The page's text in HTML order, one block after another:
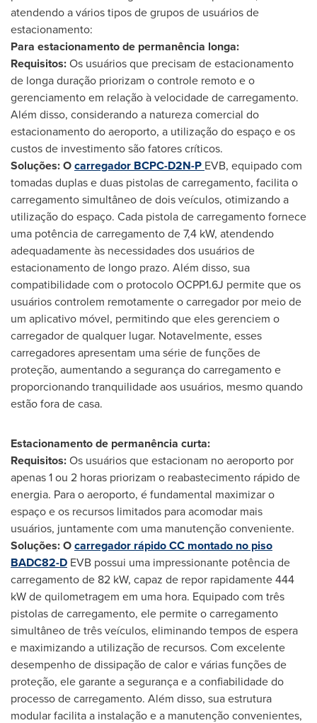
atendendo a vários tipos de grupos de usuários de
estacionamento:
Para estacionamento de permanência longa:
Requisitos:Os usuários que precisam de estacionamento
de longa duração priorizam o controle remoto e o
gerenciamento em relação à velocidade de carregamento.
Além disso, considerando a natureza comercial do
estacionamento do aeroporto, a utilização do espaço e os
custos de investimento são fatores críticos.
Soluções: Ocarregador BCPC-D2N-P EVB, equipado com
tomadas duplas e duas pistolas de carregamento, facilita o
carregamento simultâneo de dois veículos, otimizando a
utilização do espaço. Cada pistola de carregamento fornece
uma potência de carregamento de 7,4 kW, atendendo
adequadamente às necessidades dos usuários de
estacionamento de longo prazo. Além disso, sua
compatibilidade com o protocolo OCPP1.6J permite que os
usuários controlem remotamente o carregador por meio de
um aplicativo móvel, permitindo que eles gerenciem o
carregador de qualquer lugar. Notavelmente, esses
carregadores apresentam uma série de funções de
proteção, aumentando a segurança do carregamento e
proporcionando tranquilidade aos usuários, mesmo quando
estão fora de casa.
Estacionamento de permanência curta:
Requisitos:Os usuários que estacionam no aeroporto por
apenas 1 ou 2 horas priorizam o reabastecimento rápido de
energia. Para o aeroporto, é fundamental maximizar o
espaço e os recursos limitados para acomodar mais
usuários, juntamente com uma manutenção conveniente.
Soluções: Ocarregador rápido CC montado no piso
BADC82-D EVB possui uma impressionante potência de
carregamento de 82 kW, capaz de repor rapidamente 444
kW de quilometragem em uma hora. Equipado com três
pistolas de carregamento, ele permite o carregamento
simultâneo de três veículos, eliminando tempos de espera
e maximizando a utilização de recursos. Com excelente
desempenho de dissipação de calor e várias funções de
proteção, ele garante a segurança e a confiabilidade do
processo de carregamento. Além disso, sua estrutura
modular facilita a instalação e a manutenção convenientes,